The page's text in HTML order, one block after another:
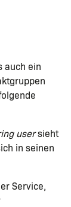
auch ein
usersieht
in seinen
Service,